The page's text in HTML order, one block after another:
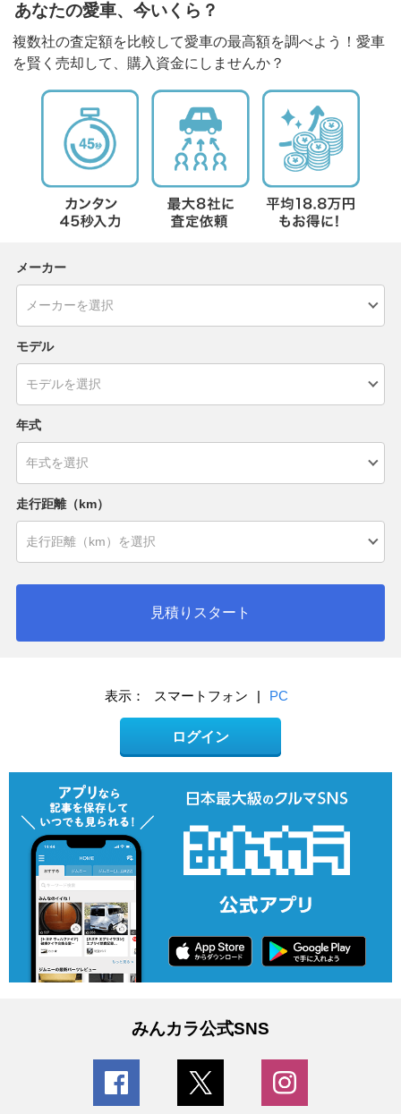
あなたの愛車、今いくら？
複数社の査定額を比較して愛車の最高額を調べよう！愛車
を賢く売却して、購入資金にしませんか？
メーカー
モデル
年式
走行距離（km）
見積りスタート
表示： スマートフォン | PC
ログイン
みんカラ公式SNS